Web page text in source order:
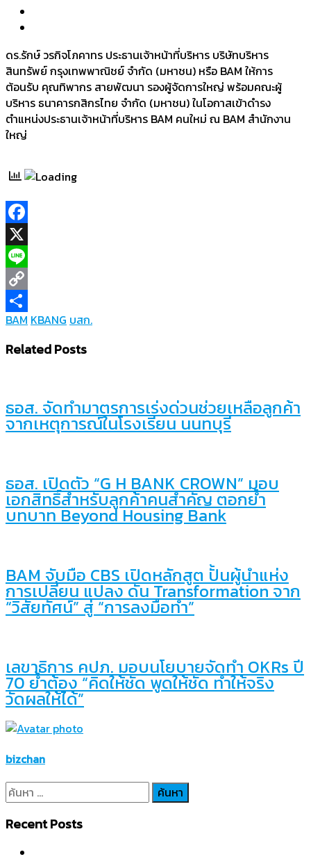
ดร.รักษ์ วรกิจโภคาทร ประธานเจ้าหน้าที่บริหาร บริษัทบริหาร
สินทรัพย์ กรุงเทพพาณิชย์ จำกัด (มหาชน) หรือ BAM ให้การ
ต้อนรับ คุณทิพากร สายพัฒนา รองผู้จัดการใหญ่ พร้อมคณะผู้
บริหาร ธนาคารกสิกรไทย จำกัด (มหาชน) ในโอกาสเข้าดำรง
ตำแหน่งประธานเจ้าหน้าที่บริหาร BAM คนใหม่ ณ BAM สำนักงาน
ใหญ่
Facebook
X
Line
Copy
Link
Share
BAM KBANG บสก.
Related Posts
ธอส. จัดทำมาตรการเร่งด่วนช่วยเหลือลูกค้า
จากเหตุการณ์ในโรงเรียน นนทบุรี
ธอส. เปิดตัว “G H BANK CROWN” มอบ
เอกสิทธิ์สำหรับลูกค้าคนสำคัญ ตอกย้ำ
บทบาท Beyond Housing Bank
BAM จับมือ CBS เปิดหลักสูต ปั้นผู้นำแห่ง
การเปลี่ยน แปลง ดัน Transformation จาก
“วิสัยทัศน์” สู่ “การลงมือทำ”
เลขาธิการ คปภ. มอบนโยบายจัดทำ OKRs ปี
70 ย้ำต้อง “คิดให้ชัด พูดให้ชัด ทำให้จริง
วัดผลให้ได้”
bizchan
ค้นหา
สำหรับ:
Recent Posts